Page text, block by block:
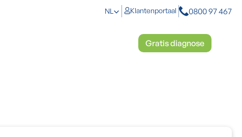
NL Klantenportaal 0800 97 467
Gratis diagnose